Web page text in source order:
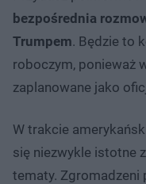
bezpośrednia
Trumpem. Będzie to
roboczym, ponieważ
zaplanowane jako
W trakcie
się niezwykle istotne
tematy. Zgromadzeni